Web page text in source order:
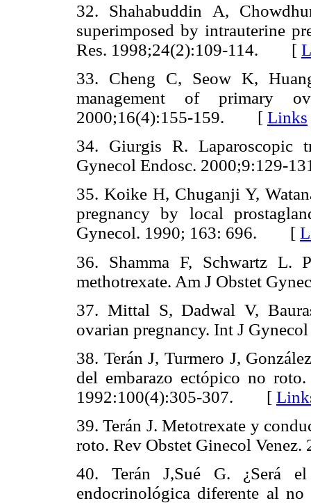
32. Shahabuddin A,
superimposed by intrauterine
Res. 1998;24(2):109-114. [
33. Cheng C, Seow K,
management of primary
2000;16(4):155-159. [ Links
34. Giurgis R. Laparoscopic
Gynecol Endosc.
35. Koike H, Chuganji Y,
pregnancy by local
Gynecol. 1990; 163: 696. [
36. Shamma F, Schwartz L.
methotrexate. Am J Obstet
37. Mittal S, Dadwal V,
ovarian pregnancy. Int J
38. Terán J, Turmero J,
del embarazo ectópico no
1992:100(4):305-307. [
39. Terán J. Metotrexate y
roto. Rev Obstet Ginecol
40. Terán J,Sué G. ¿Será
endocrinológica diferente al